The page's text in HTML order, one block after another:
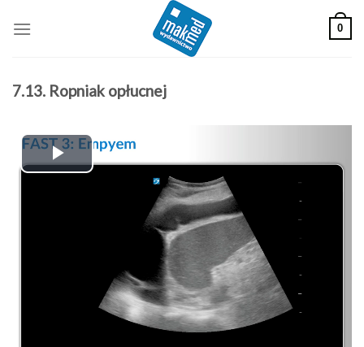
0
7.13. Ropniak opłucnej
Play